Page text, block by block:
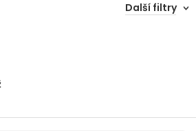
Další filtry